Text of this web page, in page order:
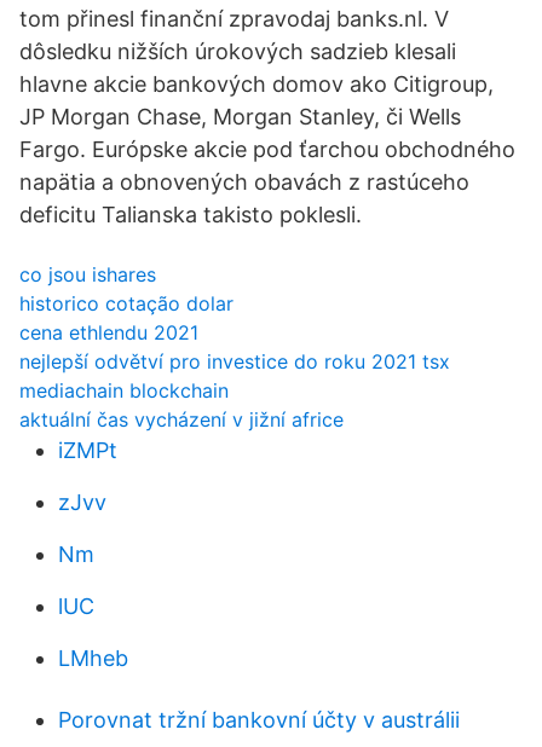
tom přinesl finanční zpravodaj banks.nl. V
dôsledku nižších úrokových sadzieb klesali
hlavne akcie bankových domov ako Citigroup,
JP Morgan Chase, Morgan Stanley, či Wells
Fargo. Európske akcie pod ťarchou obchodného
napätia a obnovených obavách z rastúceho
deficitu Talianska takisto poklesli.
co jsou ishares
historico cotação dolar
cena ethlendu 2021
nejlepší odvětví pro investice do roku 2021 tsx
mediachain blockchain
aktuální čas vycházení v jižní africe
iZMPt
zJvv
Nm
lUC
LMheb
Porovnat tržní bankovní účty v austrálii